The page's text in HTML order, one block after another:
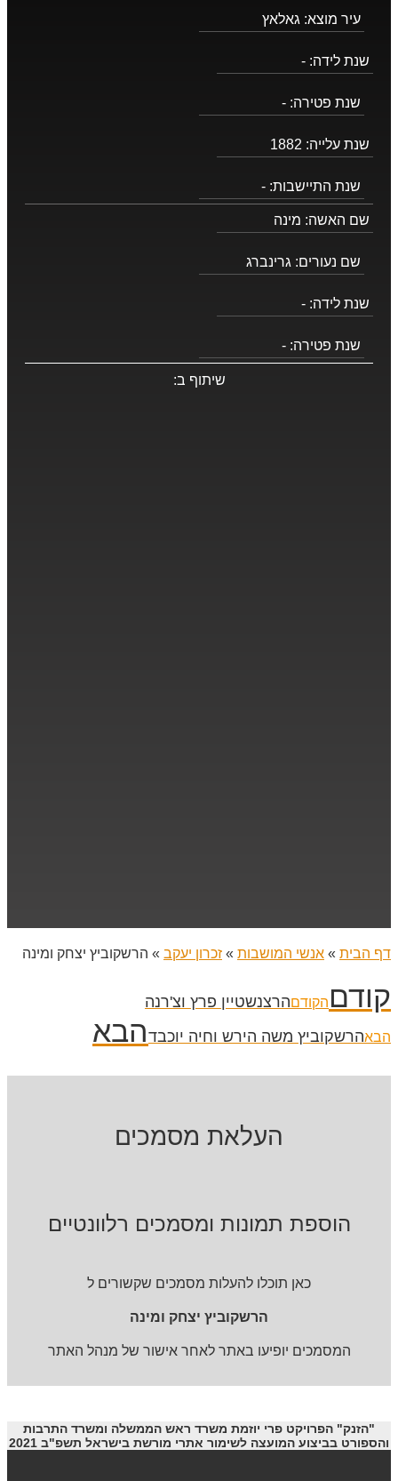
עיר מוצא: גאלאץ
שנת לידה: -
שנת פטירה: -
שנת עלייה: 1882
שנת התיישבות: -
שם האשה: מינה
שם נעורים: גרינברג
שנת לידה: -
שנת פטירה: -
שיתוף ב:
דף הבית » אנשי המושבות » זכרון יעקב » הרשקוביץ יצחק ומינה
קודם הקודםהרצנשטיין פרץ וצ'רנה
הבאהרשקוביץ משה הירש וחיה יוכבדהבא
העלאת מסמכים
הוספת תמונות ומסמכים רלוונטיים
כאן תוכלו להעלות מסמכים שקשורים ל
הרשקוביץ יצחק ומינה
המסמכים יופיעו באתר לאחר אישור של מנהל האתר
"הזנק" הפרויקט פרי יוזמת משרד ראש הממשלה ומשרד התרבות
והספורט בביצוע המועצה לשימור אתרי מורשת בישראל תשפ"ב 2021